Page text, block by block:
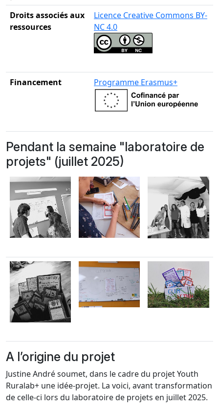
Droits associés aux
ressources
Licence Creative Commons BY-
NC 4.0
Financement Programme Erasmus+
Pendant la semaine "laboratoire de
projets" (juillet 2025)
A l’origine du projet
Justine André soumet, dans le cadre du projet Youth
Ruralab+ une idée-projet. La voici, avant transformation
de celle-ci lors du laboratoire de projets en juillet 2025.